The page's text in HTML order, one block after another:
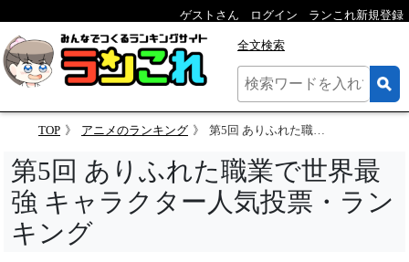
ゲストさん ログイン ランこれ新規登録
全文検索
TOP アニメのランキング 第5回 ありふれた職業で世界最強 キャラクター人気投票
第5回 ありふれた職業で世界最
強 キャラクター人気投票・ラン
キング